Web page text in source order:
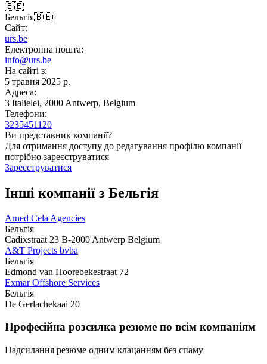
🇧🇪
Бельгія🇧🇪
Сайт:
urs.be
Електронна пошта:
info@urs.be
На сайті з:
5 травня 2025 р.
Адреса:
3 Italielei, 2000 Antwerp, Belgium
Телефони:
3235451120
Ви представник компанії?
Для отримання доступу до редагування профілю компанії
потрібно зареєструватися
Зареєструватися
Інші компанії з Бельгія
Arned Cela Agencies
Бельгія
Cadixstraat 23 B-2000 Antwerp Belgium
A&T Projects bvba
Бельгія
Edmond van Hoorebekestraat 72
Exmar Offshore Services
Бельгія
De Gerlachekaai 20
Професійна розсилка резюме по всім компаніям
Надсилання резюме одним клацанням без спаму